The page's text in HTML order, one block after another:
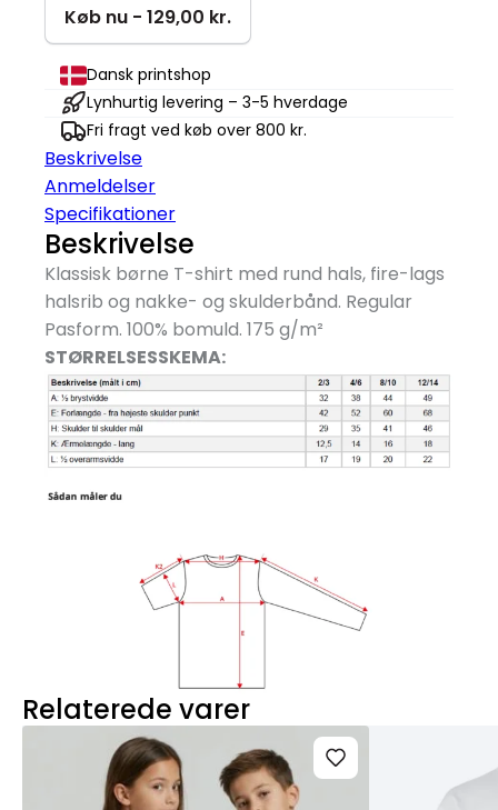
2
år
T-
Shirt
Børn
antal
Køb nu - 129,00 kr.
Dansk printshop
Lynhurtig levering – 3-5 hverdage
Fri fragt ved køb over 800 kr.
Beskrivelse
Anmeldelser
Specifikationer
Beskrivelse
Klassisk børne T-shirt med rund hals, fire-lags
halsrib og nakke- og skulderbånd. Regular
Pasform. 100% bomuld. 175 g/m²
STØRRELSESSKEMA:
Relaterede varer